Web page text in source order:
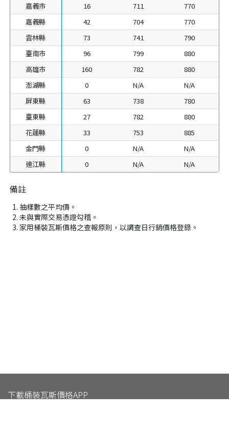
嘉義市
嘉義縣
雲林縣
臺南市
高雄市
澎湖縣
屏東縣
臺東縣
花蓮縣
金門縣
連江縣
嘉義市
16 711
770
嘉義縣
42 704
770
雲林縣
73 741
790
臺南市
96 799
880
高雄市
160 782
880
澎湖縣
0 N/A
N/A
屏東縣
63 738
780
臺東縣
27 782
880
花蓮縣
33 753
885
金門縣
0 N/A
N/A
連江縣
0 N/A N/A
備註
抽樣數之平均價。
未與實際交易憑證勾稽。
家用桶裝瓦斯價格之查報原則，以調查日行銷價格登錄。
下載桶裝瓦斯價格APP